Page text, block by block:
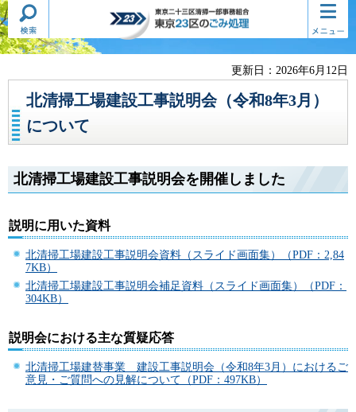
東京二十三区清掃一部事務組合
東京23区のごみ処理
検索・
共通メ
ニュー
コンテ
ンツメ
ニュー
更新日：2026年6月12日
北清掃工場建設工事説明会（令和8年3月）
について
北清掃工場建設工事説明会を開催しました
説明に用いた資料
北清掃工場建設工事説明会資料（スライド画面集）（PDF：2,84
7KB）
北清掃工場建設工事説明会補足資料（スライド画面集）（PDF：
304KB）
説明会における主な質疑応答
北清掃工場建替事業 建設工事説明会（令和8年3月）におけるご
意見・ご質問への見解について（PDF：497KB）